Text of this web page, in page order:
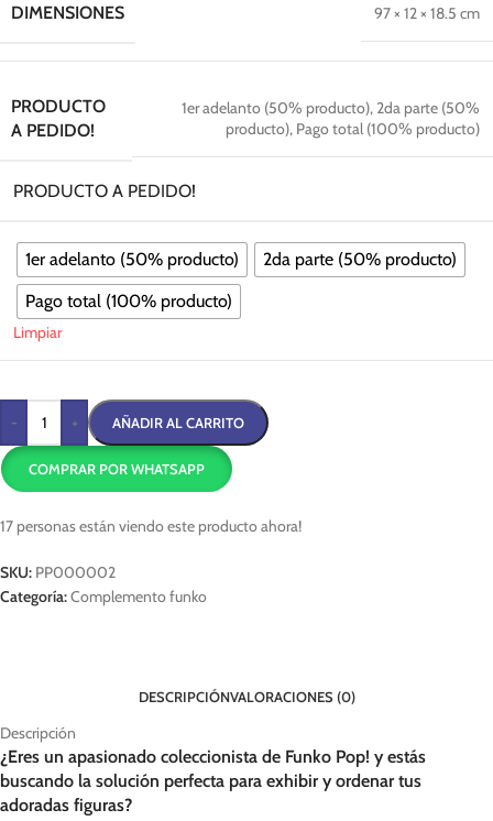
DIMENSIONES 97 × 12 × 18.5 cm
PRODUCTO
A PEDIDO!
1er adelanto (50% producto), 2da parte (50%
producto), Pago total (100% producto)
PRODUCTO A PEDIDO!
1er adelanto (50% producto)
2da parte (50% producto)
Pago total (100% producto)
Limpiar
- + AÑADIR AL CARRITO
COMPRAR POR WHATSAPP
17 personas están viendo este producto ahora!
SKU: PP000002
Categoría:Complemento funko
DESCRIPCIÓNVALORACIONES (0)
Descripción
¿Eres un apasionado coleccionista de Funko Pop! y estás
buscando la solución perfecta para exhibir y ordenar tus
adoradas figuras?